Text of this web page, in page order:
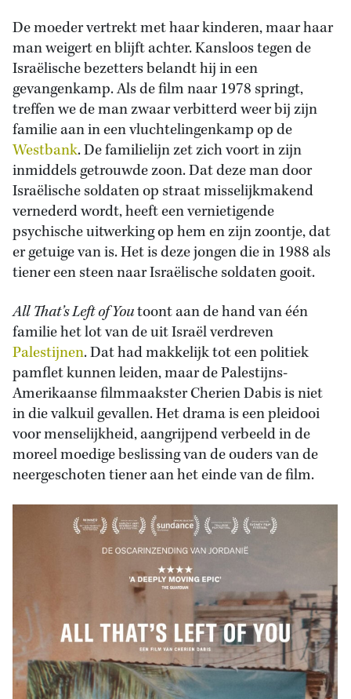
De moeder vertrekt met haar kinderen, maar haar
man weigert en blijft achter. Kansloos tegen de
Israëlische bezetters belandt hij in een
gevangenkamp. Als de film naar 1978 springt,
treffen we de man zwaar verbitterd weer bij zijn
familie aan in een vluchtelingenkamp op de
Westbank. De familielijn zet zich voort in zijn
inmiddels getrouwde zoon. Dat deze man door
Israëlische soldaten op straat misselijkmakend
vernederd wordt, heeft een vernietigende
psychische uitwerking op hem en zijn zoontje, dat
er getuige van is. Het is deze jongen die in 1988 als
tiener een steen naar Israëlische soldaten gooit.
All That’s Left of Youtoont aan de hand van één
familie het lot van de uit Israël verdreven
Palestijnen. Dat had makkelijk tot een politiek
pamflet kunnen leiden, maar de Palestijns-
Amerikaanse filmmaakster Cherien Dabis is niet
in die valkuil gevallen. Het drama is een pleidooi
voor menselijkheid, aangrijpend verbeeld in de
moreel moedige beslissing van de ouders van de
neergeschoten tiener aan het einde van de film.